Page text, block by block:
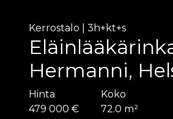
Kerrostalo 3h+kt+s
Hermanni,
Hinta
479 000 €
Koko
72.0 m²